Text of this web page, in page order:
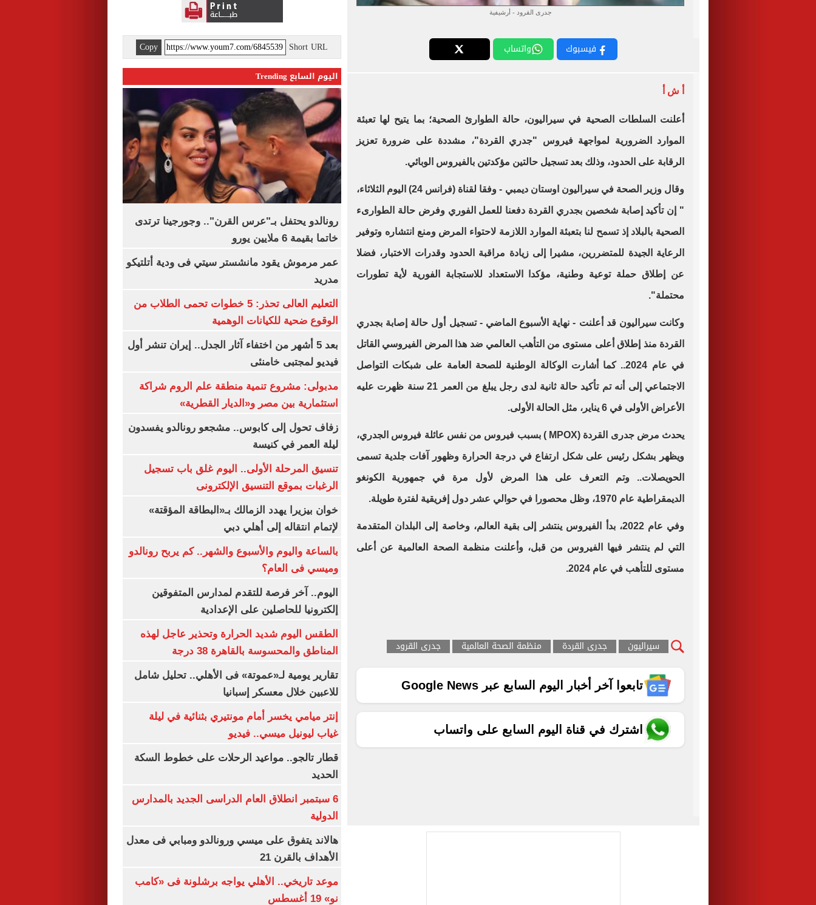
جدرى القرود - أرشيفية
فيسبوك واتساب
أ ش أ
أعلنت السلطات الصحية في سيراليون، حالة الطوارئ الصحية؛ بما يتيح لها تعبئة
الموارد الضرورية لمواجهة فيروس "جدري القردة"، مشددة على ضرورة تعزيز
الرقابة على الحدود، وذلك بعد تسجيل حالتين مؤكدتين بالفيروس الوبائي.
وقال وزير الصحة في سيراليون اوستان ديمبي - وفقا لقناة (فرانس 24) اليوم الثلاثاء،
" إن تأكيد إصابة شخصين بجدري القردة دفعنا للعمل الفوري وفرض حالة الطوارىء
الصحية بالبلاد إذ تسمح لنا بتعبئة الموارد اللازمة لاحتواء المرض ومنع انتشاره وتوفير
الرعاية الجيدة للمتضررين، مشيرا إلى زيادة مراقبة الحدود وقدرات الاختبار، فضلا
عن إطلاق حملة توعية وطنية، مؤكدا الاستعداد للاستجابة الفورية لأية تطورات
محتملة".
وكانت سيراليون قد أعلنت - نهاية الأسبوع الماضي - تسجيل أول حالة إصابة بجدري
القردة منذ إطلاق أعلى مستوى من التأهب العالمي ضد هذا المرض الفيروسي القاتل
في عام 2024.. كما أشارت الوكالة الوطنية للصحة العامة على شبكات التواصل
الاجتماعي إلى أنه تم تأكيد حالة ثانية لدى رجل يبلغ من العمر 21 سنة ظهرت عليه
الأعراض الأولى في 6 يناير، مثل الحالة الأولى.
يحدث مرض جدرى القردة (MPOX ) بسبب فيروس من نفس عائلة فيروس الجدري،
ويظهر بشكل رئيس على شكل ارتفاع في درجة الحرارة وظهور آفات جلدية تسمى
الحويصلات.. وتم التعرف على هذا المرض لأول مرة في جمهورية الكونغو
الديمقراطية عام 1970، وظل محصورا في حوالي عشر دول إفريقية لفترة طويلة.
وفي عام 2022، بدأ الفيروس ينتشر إلى بقية العالم، وخاصة إلى البلدان المتقدمة
التي لم ينتشر فيها الفيروس من قبل، وأعلنت منظمة الصحة العالمية عن أعلى
مستوى للتأهب في عام 2024.
سيراليون جدرى القردة منظمة الصحة العالمية جدرى القرود
تابعوا آخر أخبار اليوم السابع عبر Google News
اشترك في قناة اليوم السابع على واتساب
Short URL
Copy
اليوم السابع Trending
رونالدو يحتفل بـ"عرس القرن".. وجورجينا ترتدى
خاتما بقيمة 6 ملايين يورو
عمر مرموش يقود مانشستر سيتي فى ودية أتلتيكو
مدريد
التعليم العالى تحذر: 5 خطوات تحمى الطلاب من
الوقوع ضحية للكيانات الوهمية
بعد 5 أشهر من اختفاء آثار الجدل.. إيران تنشر أول
فيديو لمجتبى خامنئى
مدبولى: مشروع تنمية منطقة علم الروم شراكة
استثمارية بين مصر و«الديار القطرية»
زفاف تحول إلى كابوس.. مشجعو رونالدو يفسدون
ليلة العمر في كنيسة
تنسيق المرحلة الأولى.. اليوم غلق باب تسجيل
الرغبات بموقع التنسيق الإلكترونى
خوان بيزيرا يهدد الزمالك بـ«البطاقة المؤقتة»
لإتمام انتقاله إلى أهلي دبي
بالساعة واليوم والأسبوع والشهر.. كم يربح رونالدو
وميسي فى العام؟
اليوم.. آخر فرصة للتقدم لمدارس المتفوقين
إلكترونيا للحاصلين على الإعدادية
الطقس اليوم شديد الحرارة وتحذير عاجل لهذه
المناطق والمحسوسة بالقاهرة 38 درجة
تقارير يومية لـ«عموتة» فى الأهلي.. تحليل شامل
للاعبين خلال معسكر إسبانيا
إنتر ميامي يخسر أمام مونتيري بثنائية في ليلة
غياب ليونيل ميسي.. فيديو
قطار تالجو.. مواعيد الرحلات على خطوط السكة
الحديد
6 سبتمبر انطلاق العام الدراسى الجديد بالمدارس
الدولية
هالاند يتفوق على ميسي ورونالدو ومبابي فى معدل
الأهداف بالقرن 21
موعد تاريخي.. الأهلي يواجه برشلونة فى «كامب
نو» 19 أغسطس